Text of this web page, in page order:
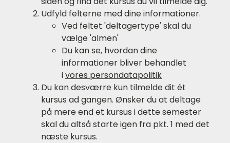
Udfyld felterne med dine informationer.
Ved feltet 'deltagertype' skal du
vælge 'almen'
Du kan se, hvordan dine
informationer bliver behandlet
ivores persondatapolitik
Du kan desværre kun tilmelde dit ét
kursus ad gangen. Ønsker du at deltage
på mere end et kursus i dette semester
skal du altså starte igen fra pkt. 1 med det
næste kursus.